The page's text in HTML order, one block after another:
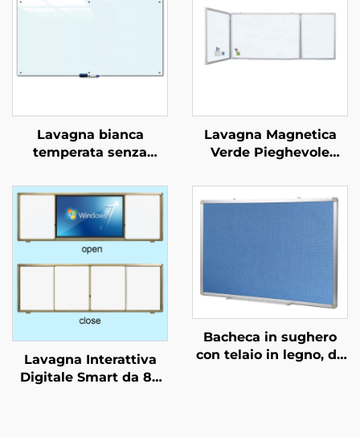
Lavagna bianca
temperata senza
magnetica in vetro
temperato per aula e
ufficio, opzione OEM
Lavagna Magnetica
Verde Pieghevole
Scritta in Gessetto per
Scuola e
Lavagna Interattiva
Digitale Smart da 86
Bacheca in sughero
con telaio in legno, da